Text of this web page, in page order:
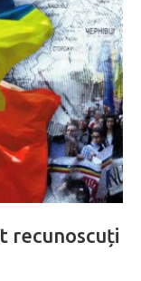
recunoscuți